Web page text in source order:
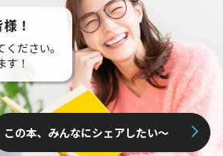
！
ださい。
す！
この本、みんなにシェアしたい〜